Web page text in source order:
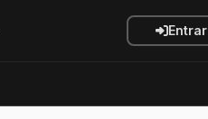
Entrar